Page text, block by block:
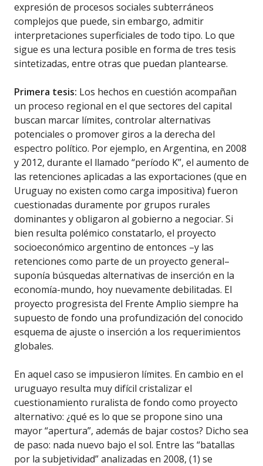
expresión de procesos sociales subterráneos
complejos que puede, sin embargo, admitir
interpretaciones superficiales de todo tipo. Lo que
sigue es una lectura posible en forma de tres tesis
sintetizadas, entre otras que puedan plantearse.
Primera tesis: Los hechos en cuestión acompañan
un proceso regional en el que sectores del capital
buscan marcar límites, controlar alternativas
potenciales o promover giros a la derecha del
espectro político. Por ejemplo, en Argentina, en 2008
y 2012, durante el llamado “período K”, el aumento de
las retenciones aplicadas a las exportaciones (que en
Uruguay no existen como carga impositiva) fueron
cuestionadas duramente por grupos rurales
dominantes y obligaron al gobierno a negociar. Si
bien resulta polémico constatarlo, el proyecto
socioeconómico argentino de entonces –y las
retenciones como parte de un proyecto general–
suponía búsquedas alternativas de inserción en la
economía-mundo, hoy nuevamente debilitadas. El
proyecto progresista del Frente Amplio siempre ha
supuesto de fondo una profundización del conocido
esquema de ajuste o inserción a los requerimientos
globales.
En aquel caso se impusieron límites. En cambio en el
uruguayo resulta muy difícil cristalizar el
cuestionamiento ruralista de fondo como proyecto
alternativo: ¿qué es lo que se propone sino una
mayor “apertura”, además de bajar costos? Dicho sea
de paso: nada nuevo bajo el sol. Entre las “batallas
por la subjetividad” analizadas en 2008, (1) se